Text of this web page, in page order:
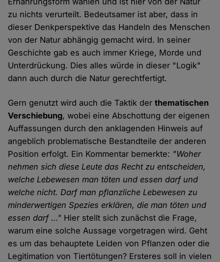
zu nichts verurteilt. Bedeutsamer ist aber, dass in
dieser Denkperspektive das Handeln des Menschen
von der Natur abhängig gemacht wird. In seiner
Geschichte gab es auch immer Kriege, Morde und
Unterdrückung. Dies alles würde in dieser "Logik"
dann auch durch die Natur gerechtfertigt.
Gern genutzt wird auch die Taktik derthematischen
Verschiebung, wobei eine Abschottung der eigenen
Auffassungen durch den anklagenden Hinweis auf
angeblich problematische Bestandteile der anderen
Position erfolgt. Ein Kommentar bemerkte: "Woher
nehmen sich diese Leute das Recht zu entscheiden,
welche Lebewesen man töten und essen darf und
welche nicht. Darf man pflanzliche Lebewesen zu
minderwertigen Spezies erklären, die man töten und
essen darf …" Hier stellt sich zunächst die Frage,
warum eine solche Aussage vorgetragen wird. Geht
es um das behauptete Leiden von Pflanzen oder die
Legitimation von Tiertötungen? Ersteres soll in vielen